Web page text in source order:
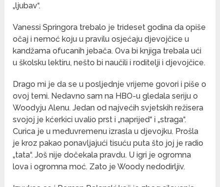
„ljubav“.
Vanessi Springora trebalo je trideset godina da opiše
očaj i nemoć koju u pravilu osjećaju djevojčice u
kandžama ofucanih jebača. Ova bi knjiga trebala ući
u školsku lektiru, nešto bi naučili i roditelji i djevojčice.
Drago mi je da se u posljednje vrijeme govori i piše o
ovoj temi. Nedavno sam na HBO-u gledala seriju o
Woodyju Alenu. Jedan od najvećih svjetskih režisera
svojoj je kćerkici uvalio prst i „naprijed“ i „straga“.
Curica je u međuvremenu izrasla u djevojku. Prošla
je kroz pakao ponavljajući tisuću puta što joj je radio
„tata“. Još nije dočekala pravdu. U igri je ogromna
lova i ogromna moć. Zato je Woody nedodirljiv.